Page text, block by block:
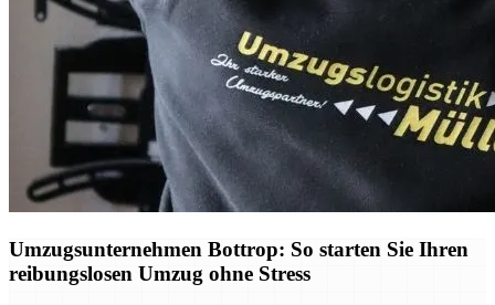
Umzugsunternehmen Bottrop: So starten Sie Ihren
reibungslosen Umzug ohne Stress